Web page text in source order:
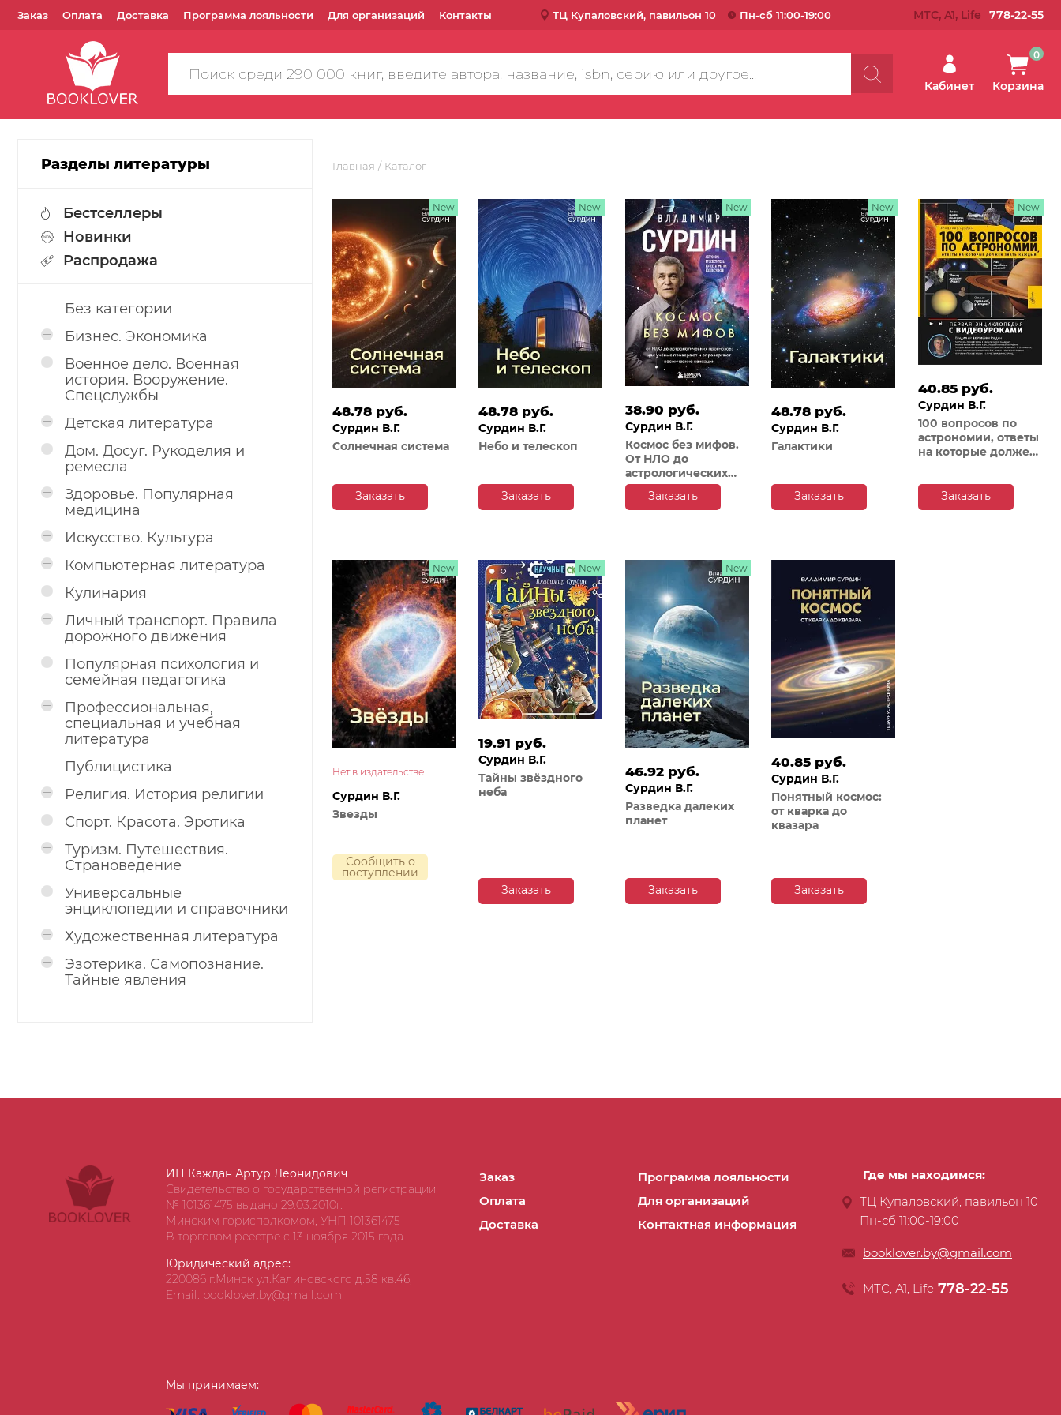
Заказ Оплата Доставка Программа лояльности Для организаций Контакты ТЦ Купаловский, павильон 10 Пн-сб 11:00-19:00 МТС, A1, Life 778-22-55
Поиск
по
Кабинет Корзина
0
Разделы литературы
Бестселлеры
Новинки
Распродажа
Без категории
Бизнес. Экономика
Военное дело. Военная
история. Вооружение.
Спецслужбы
Детская литература
Дом. Досуг. Рукоделия и
ремесла
Здоровье. Популярная
медицина
Искусство. Культура
Компьютерная литература
Кулинария
Личный транспорт. Правила
дорожного движения
Популярная психология и
семейная педагогика
Профессиональная,
специальная и учебная
литература
Публицистика
Религия. История религии
Спорт. Красота. Эротика
Туризм. Путешествия.
Страноведение
Универсальные
энциклопедии и справочники
Художественная литература
Эзотерика. Самопознание.
Тайные явления
Главная Каталог
48.78 руб.
Сурдин В.Г.
Солнечная система
New
Заказать
48.78 руб.
Сурдин В.Г.
Небо и телескоп
New
Заказать
38.90 руб.
Сурдин В.Г.
Космос без мифов.
От НЛО до
астрологических
прогнозов: как
учёные проверяют
New
Заказать
48.78 руб.
Сурдин В.Г.
Галактики
New
Заказать
40.85 руб.
Сурдин В.Г.
100 вопросов по
астрономии, ответы
на которые должен
New
Заказать
Нет в издательстве
Сурдин В.Г.
Звезды
New
Сообщить о
поступлении
19.91 руб.
Сурдин В.Г.
Тайны звёздного
неба
New
Заказать
46.92 руб.
Сурдин В.Г.
Разведка далеких
планет
New
Заказать
40.85 руб.
Сурдин В.Г.
Понятный космос:
от кварка до
квазара
Заказать
ИП Каждан Артур Леонидович
Свидетельство о государственной регистрации
№ 101361475 выдано 29.03.2010г.
Минским горисполкомом, УНП 101361475
В торговом реестре с 13 ноября 2015 года.
Юридический адрес:
220086 г.Минск ул.Калиновского д.58 кв.46,
Email: booklover.by@gmail.com
Заказ
Оплата
Доставка
Программа лояльности
Для организаций
Контактная информация
Мы принимаем:
Где мы находимся:
ТЦ Купаловский, павильон 10
Пн-сб 11:00-19:00
booklover.by@gmail.com
МТС, А1, Life 778-22-55